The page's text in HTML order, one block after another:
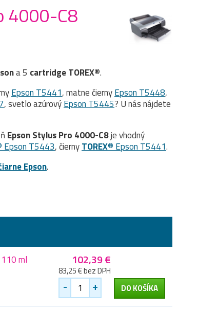
4000-C8
a 5 cartridge TOREX®.
Epson T5441, matne čiernyEpson T5448,
, svetlo azúrovýEpson T5445? U nás nájdete
Epson Stylus Pro 4000-C8je vhodný
Epson T5443, čiernyTOREX® Epson T5441.
Epson.
ml 102,39 €
83,25 € bez DPH
- + DO KOŠÍKA